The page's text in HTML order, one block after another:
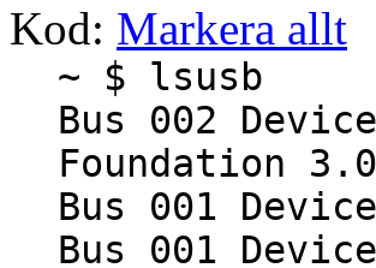
Kod: Markera allt
~ $ lsusb
Bus 002
Foundation
Bus 001
Bus 001